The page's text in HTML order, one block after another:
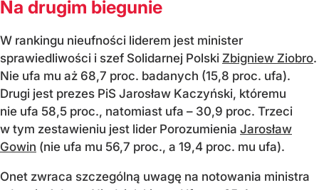
Na drugim biegunie
W rankingu nieufności liderem jest minister
sprawiedliwości i szef Solidarnej Polski Zbigniew Ziobro.
Nie ufa mu aż 68,7 proc. badanych (15,8 proc. ufa).
Drugi jest prezes PiS Jarosław Kaczyński, któremu
nie ufa 58,5 proc., natomiast ufa – 30,9 proc. Trzeci
w tym zestawieniu jest lider Porozumienia Jarosław
Gowin (nie ufa mu 56,7 proc., a 19,4 proc. mu ufa).
Onet zwraca szczególną uwagę na notowania ministra